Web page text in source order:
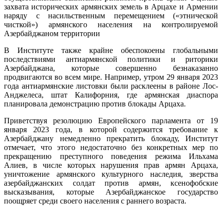
захвата исторических армянских земель в Арцахе и Армении
наряду с насильственным перемещением («этнической
чисткой») армянского населения на контролируемой
Азербайджаном территории
В Институте также крайне обеспокоены глобальными
последствиями антиармянской политики и риторики
Азербайджана, которые совершенно безнаказанно
продвигаются во всем мире. Например, утром 29 января 2023
года антиармянские листовки были расклеены в районе Лос-
Анджелеса, штат Калифорния, где армянская диаспора
планировала демонстрацию против блокады Арцаха.
Приветствуя резолюцию Европейского парламента от 19
января 2023 года, в которой содержится требование к
Азербайджану немедленно прекратить блокаду, Институт
отмечает, что этого недостаточно без конкретных мер по
прекращению преступного поведения режима Ильхама
Алиев, в числе которых нарушения прав армян Арцаха,
уничтожение армянского культурного наследия, зверства
азербайджанских солдат против армян, ксенофобские
высказывания, которые Азербайджанское государство
поощряет среди своего населения с раннего возраста.